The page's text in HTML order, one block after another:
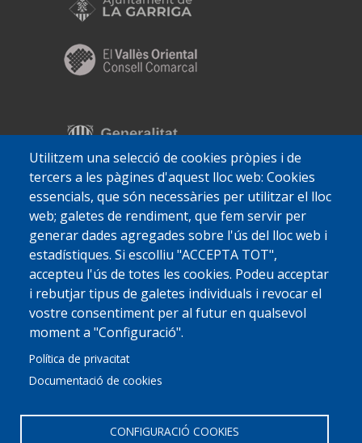
Utilitzem una selecció de cookies pròpies i de
tercers a les pàgines d'aquest lloc web: Cookies
essencials, que són necessàries per utilitzar el lloc
web; galetes de rendiment, que fem servir per
generar dades agregades sobre l'ús del lloc web i
estadístiques. Si escolliu "ACCEPTA TOT",
accepteu l'ús de totes les cookies. Podeu acceptar
i rebutjar tipus de galetes individuals i revocar el
vostre consentiment per al futur en qualsevol
moment a "Configuració".
Política de privacitat
Documentació de cookies
CONFIGURACIÓ COOKIES